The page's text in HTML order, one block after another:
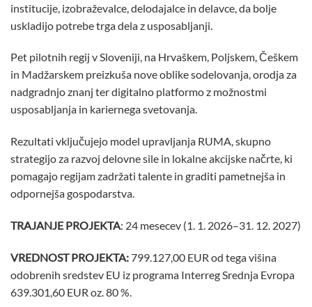
institucije, izobraževalce, delodajalce in delavce, da bolje
uskladijo potrebe trga dela z usposabljanji.​
Pet pilotnih regij v Sloveniji, na Hrvaškem, Poljskem, Češkem
in Madžarskem preizkuša nove oblike sodelovanja, orodja za
nadgradnjo znanj ter digitalno platformo z možnostmi
usposabljanja in kariernega svetovanja.
Rezultati vključujejo model upravljanja RUMA, skupno
strategijo za razvoj delovne sile in lokalne akcijske načrte, ki
pomagajo regijam zadržati talente in graditi pametnejša in
odpornejša gospodarstva.
TRAJANJE PROJEKTA: 24 mesecev (1. 1. 2026–31. 12. 2027)
VREDNOST PROJEKTA:799.127,00 EUR od tega višina
odobrenih sredstev EU iz programa Interreg Srednja Evropa
639.301,60 EUR oz. 80 %.